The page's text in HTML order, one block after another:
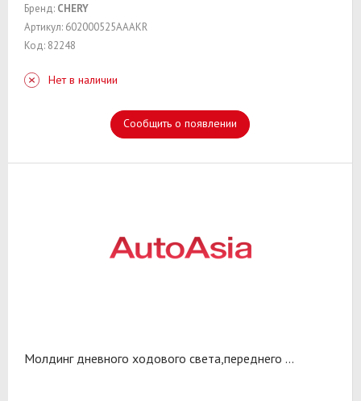
Бренд: CHERY
Артикул: 602000525AAAKR
Код: 82248
Нет в наличии
Сообщить о появлении
Молдинг дневного ходового света,переднего ...